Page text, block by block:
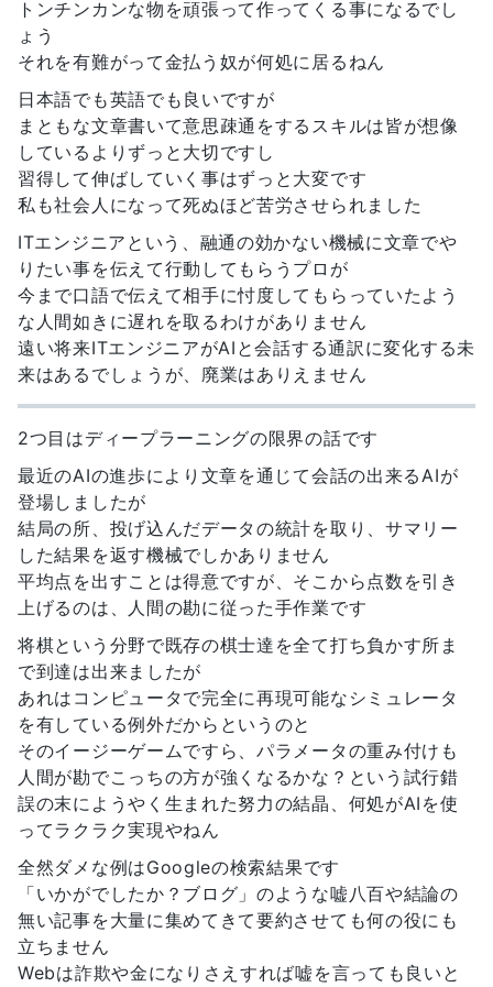
トンチンカンな物を頑張って作ってくる事になるでし
ょう
それを有難がって金払う奴が何処に居るねん
日本語でも英語でも良いですが
まともな文章書いて意思疎通をするスキルは皆が想像
しているよりずっと大切ですし
習得して伸ばしていく事はずっと大変です
私も社会人になって死ぬほど苦労させられました
ITエンジニアという、融通の効かない機械に文章でや
りたい事を伝えて行動してもらうプロが
今まで口語で伝えて相手に忖度してもらっていたよう
な人間如きに遅れを取るわけがありません
遠い将来ITエンジニアがAIと会話する通訳に変化する未
来はあるでしょうが、廃業はありえません
2つ目はディープラーニングの限界の話です
最近のAIの進歩により文章を通じて会話の出来るAIが
登場しましたが
結局の所、投げ込んだデータの統計を取り、サマリー
した結果を返す機械でしかありません
平均点を出すことは得意ですが、そこから点数を引き
上げるのは、人間の勘に従った手作業です
将棋という分野で既存の棋士達を全て打ち負かす所ま
で到達は出来ましたが
あれはコンピュータで完全に再現可能なシミュレータ
を有している例外だからというのと
そのイージーゲームですら、パラメータの重み付けも
人間が勘でこっちの方が強くなるかな？という試行錯
誤の末にようやく生まれた努力の結晶、何処がAIを使
ってラクラク実現やねん
全然ダメな例はGoogleの検索結果です
「いかがでしたか？ブログ」のような嘘八百や結論の
無い記事を大量に集めてきて要約させても何の役にも
立ちません
Webは詐欺や金になりさえすれば嘘を言っても良いと